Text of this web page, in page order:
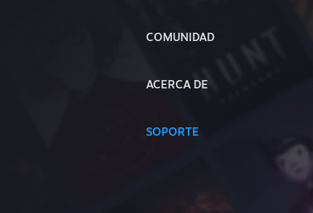
COMUNIDAD
ACERCA DE
SOPORTE